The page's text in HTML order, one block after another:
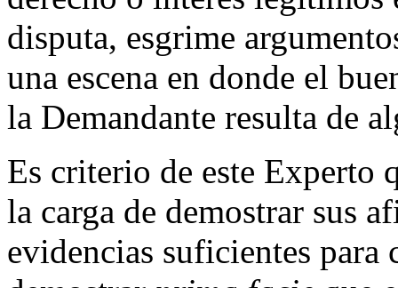
disputa, esgrime
una escena en donde el
la Demandante resulta de
Es criterio de este Experto
la carga de demostrar sus
evidencias suficientes